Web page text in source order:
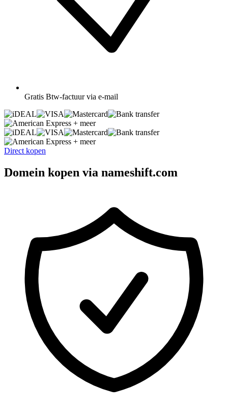
Gratis Btw-factuur via e-mail
+ meer
+ meer
Direct kopen
Domein kopen via nameshift.com